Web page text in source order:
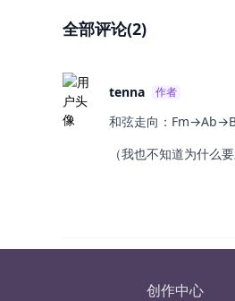
全部评论(2)
tenna 作者
和弦走向：
（我也不知道为什么
创作中心